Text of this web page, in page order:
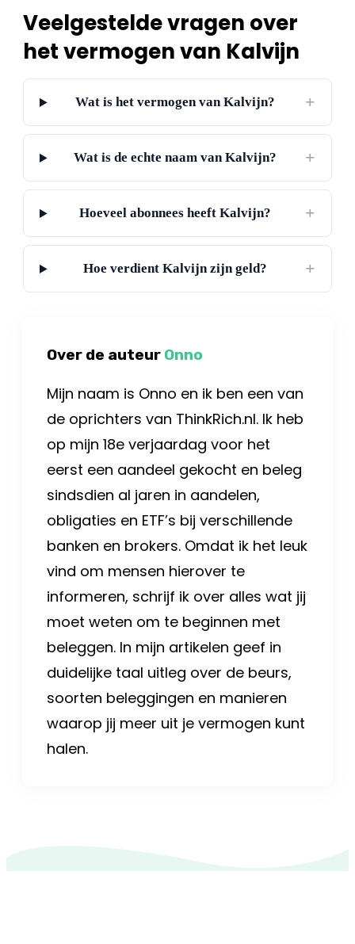
Veelgestelde vragen over
het vermogen van Kalvijn
Wat is het vermogen van Kalvijn? +
Wat is de echte naam van Kalvijn? +
Hoeveel abonnees heeft Kalvijn? +
Hoe verdient Kalvijn zijn geld? +
Over de auteur Onno
Mijn naam is Onno en ik ben een van
de oprichters van ThinkRich.nl. Ik heb
op mijn 18e verjaardag voor het
eerst een aandeel gekocht en beleg
sindsdien al jaren in aandelen,
obligaties en ETF’s bij verschillende
banken en brokers. Omdat ik het leuk
vind om mensen hierover te
informeren, schrijf ik over alles wat jij
moet weten om te beginnen met
beleggen. In mijn artikelen geef in
duidelijke taal uitleg over de beurs,
soorten beleggingen en manieren
waarop jij meer uit je vermogen kunt
halen.